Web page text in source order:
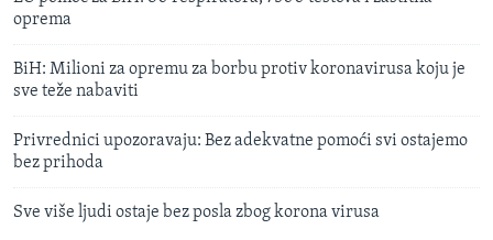
oprema
BiH: Milioni za opremu za borbu protiv koronavirusa koju je
sve teže nabaviti
Privrednici upozoravaju: Bez adekvatne pomoći svi ostajemo
bez prihoda
Sve više ljudi ostaje bez posla zbog korona virusa